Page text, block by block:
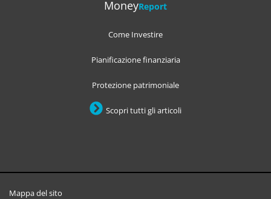
MoneyReport
Come Investire
Pianificazione finanziaria
Protezione patrimoniale
Scopri tutti gli articoli
Mappa del sito